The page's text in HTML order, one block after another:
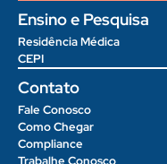
Ensino e Pesquisa
Residência Médica
CEPI
Contato
Fale Conosco
Como Chegar
Compliance